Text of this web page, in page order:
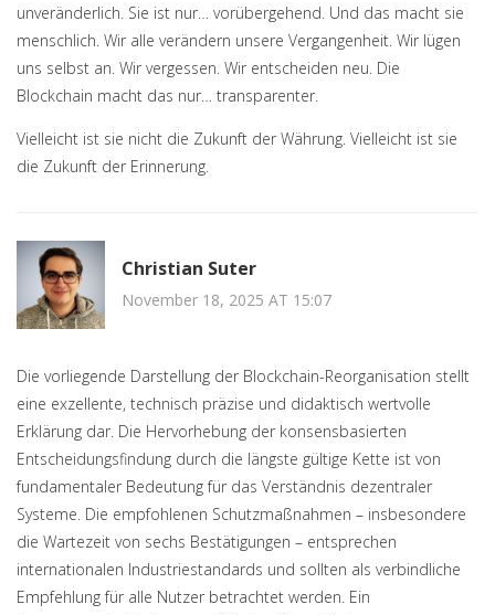
unveränderlich. Sie ist nur… vorübergehend. Und das macht sie
menschlich. Wir alle verändern unsere Vergangenheit. Wir lügen
uns selbst an. Wir vergessen. Wir entscheiden neu. Die
Blockchain macht das nur… transparenter.
Vielleicht ist sie nicht die Zukunft der Währung. Vielleicht ist sie
die Zukunft der Erinnerung.
Christian Suter
November 18, 2025 AT 15:07
Die vorliegende Darstellung der Blockchain-Reorganisation stellt
eine exzellente, technisch präzise und didaktisch wertvolle
Erklärung dar. Die Hervorhebung der konsensbasierten
Entscheidungsfindung durch die längste gültige Kette ist von
fundamentaler Bedeutung für das Verständnis dezentraler
Systeme. Die empfohlenen Schutzmaßnahmen – insbesondere
die Wartezeit von sechs Bestätigungen – entsprechen
internationalen Industriestandards und sollten als verbindliche
Empfehlung für alle Nutzer betrachtet werden. Ein